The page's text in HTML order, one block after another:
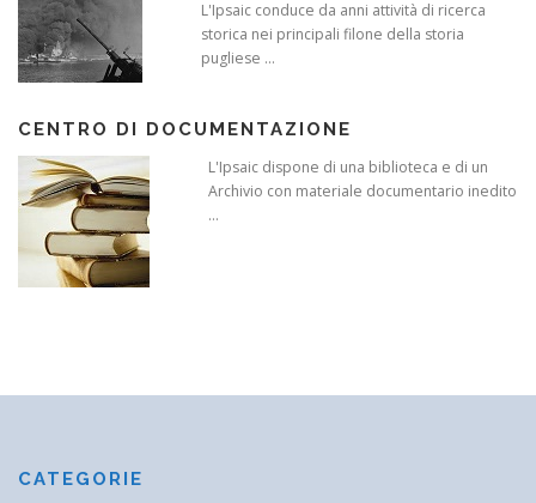
L'Ipsaic conduce da anni attività di ricerca
storica nei principali filone della storia
pugliese ...
CENTRO DI DOCUMENTAZIONE
L'Ipsaic dispone di una biblioteca e di un
Archivio con materiale documentario inedito
...
CATEGORIE